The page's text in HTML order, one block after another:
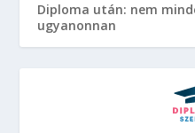
Diploma után: nem
ugyanonnan